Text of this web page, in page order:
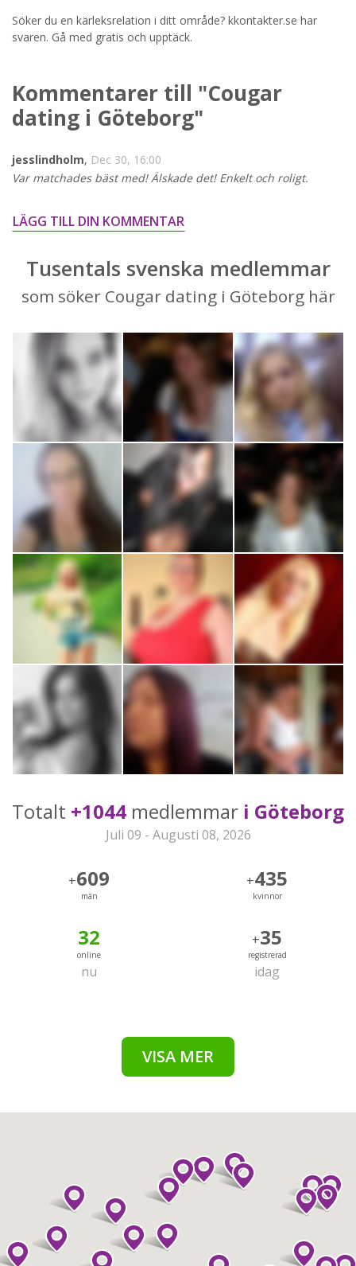
Söker du en kärleksrelation i ditt område? kkontakter.se har
svaren. Gå med gratis och upptäck.
Kommentarer till "Cougar
dating i Göteborg"
jesslindholm, Dec 30, 16:00
Var matchades bäst med! Älskade det! Enkelt och roligt.
LÄGG TILL DIN KOMMENTAR
Tusentals svenska medlemmar
som söker Cougar dating i Göteborg här
Totalt +1044 medlemmar i Göteborg
Juli 09 - Augusti 08, 2026
+609
män
+435
kvinnor
32
online
nu
+35
registrerad
idag
VISA MER